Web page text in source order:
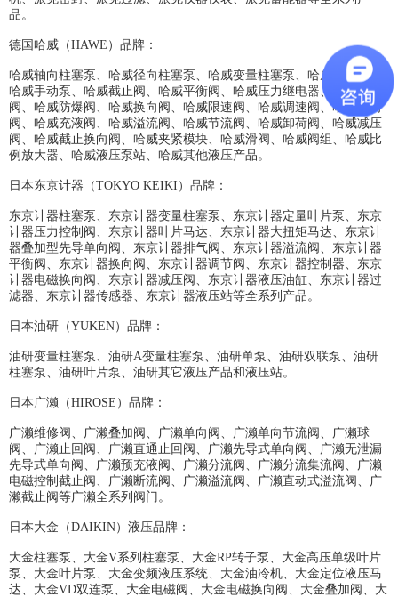
品。
德国哈威（HAWE）品牌：
哈威轴向柱塞泵、哈威径向柱塞泵、哈威变量柱塞泵、哈威双级泵、
哈威手动泵、哈威截止阀、哈威平衡阀、哈威压力继电器、哈威多路
阀、哈威防爆阀、哈威换向阀、哈威限速阀、哈威调速阀、哈威单向
阀、哈威充液阀、哈威溢流阀、哈威节流阀、哈威卸荷阀、哈威减压
阀、哈威截止换向阀、哈威夹紧模块、哈威滑阀、哈威阀组、哈威比
例放大器、哈威液压泵站、哈威其他液压产品。
日本东京计器（TOKYO KEIKI）品牌：
东京计器柱塞泵、东京计器变量柱塞泵、东京计器定量叶片泵、东京
计器压力控制阀、东京计器叶片马达、东京计器大扭矩马达、东京计
器叠加型先导单向阀、东京计器排气阀、东京计器溢流阀、东京计器
平衡阀、东京计器换向阀、东京计器调节阀、东京计器控制器、东京
计器电磁换向阀、东京计器减压阀、东京计器液压油缸、东京计器过
滤器、东京计器传感器、东京计器液压站等全系列产品。
日本油研（YUKEN）品牌：
油研变量柱塞泵、油研A变量柱塞泵、油研单泵、油研双联泵、油研
柱塞泵、油研叶片泵、油研其它液压产品和液压站。
日本广濑（HIROSE）品牌：
广濑维修阀、广濑叠加阀、广濑单向阀、广濑单向节流阀、广濑球
阀、广濑止回阀、广濑直通止回阀、广濑先导式单向阀、广濑无泄漏
先导式单向阀、广濑预充液阀、广濑分流阀、广濑分流集流阀、广濑
电磁控制截止阀、广濑断流阀、广濑溢流阀、广濑直动式溢流阀、广
濑截止阀等广濑全系列阀门。
日本大金（DAIKIN）液压品牌：
大金柱塞泵、大金V系列柱塞泵、大金RP转子泵、大金高压单级叶片
泵、大金叶片泵、大金变频液压系统、大金油冷机、大金定位液压马
达、大金VD双连泵、大金电磁阀、大金电磁换向阀、大金叠加阀、大